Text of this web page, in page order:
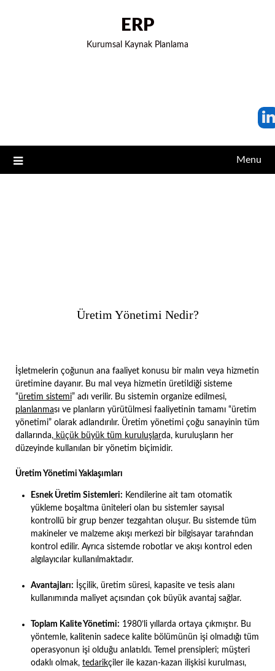
ERP
Kurumsal Kaynak Planlama
Menu
Üretim Yönetimi Nedir?
İşletmelerin çoğunun ana faaliyet konusu bir malın veya hizmetin
üretimine dayanır. Bu mal veya hizmetin üretildiği sisteme
“üretim sistemi” adı verilir. Bu sistemin organize edilmesi,
planlanması ve planların yürütülmesi faaliyetinin tamamı “üretim
yönetimi” olarak adlandırılır. Üretim yönetimi çoğu sanayinin tüm
dallarında, küçük büyük tüm kuruluşlarda, kuruluşların her
düzeyinde kullanılan bir yönetim biçimidir.
Üretim Yönetimi Yaklaşımları
Esnek Üretim Sistemleri: Kendilerine ait tam otomatik
yükleme boşaltma üniteleri olan bu sistemler sayısal
kontrollü bir grup benzer tezgahtan oluşur. Bu sistemde tüm
makineler ve malzeme akışı merkezi bir bilgisayar tarafından
kontrol edilir. Ayrıca sistemde robotlar ve akışı kontrol eden
algılayıcılar kullanılmaktadır.
Avantajları: İşçilik, üretim süresi, kapasite ve tesis alanı
kullanımında maliyet açısından çok büyük avantaj sağlar.
Toplam Kalite Yönetimi: 1980’li yıllarda ortaya çıkmıştır. Bu
yöntemle, kalitenin sadece kalite bölümünün işi olmadığı tüm
operasyonun işi olduğu anlatıldı. Temel prensipleri; müşteri
odaklı olmak, tedarikçiler ile kazan-kazan ilişkisi kurulması,